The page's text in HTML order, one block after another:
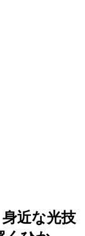
近な光技